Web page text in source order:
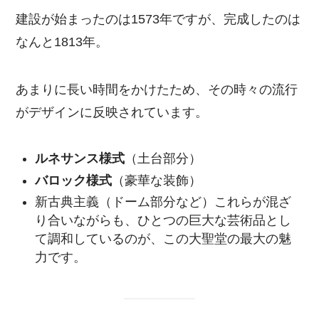
建設が始まったのは1573年ですが、完成したのは
なんと1813年。
あまりに長い時間をかけたため、その時々の流行
がデザインに反映されています。
ルネサンス様式 （土台部分）
バロック様式 （豪華な装飾）
新古典主義（ドーム部分など）これらが混ざ
り合いながらも、ひとつの巨大な芸術品とし
て調和しているのが、この大聖堂の最大の魅
力です。